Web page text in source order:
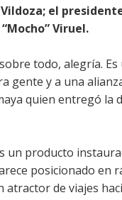
el
Viruel.
todo, alegría. Es
gente y a una
quien entregó la
un producto
posicionado en
de viajes